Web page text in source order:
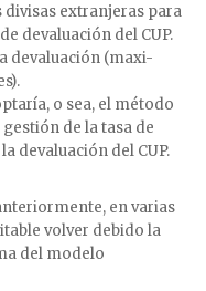
divisas extranjeras para
devaluación del CUP.
devaluación (maxi-
o sea, el método
de la tasa de
devaluación del CUP.
en varias
volver debido la
del modelo